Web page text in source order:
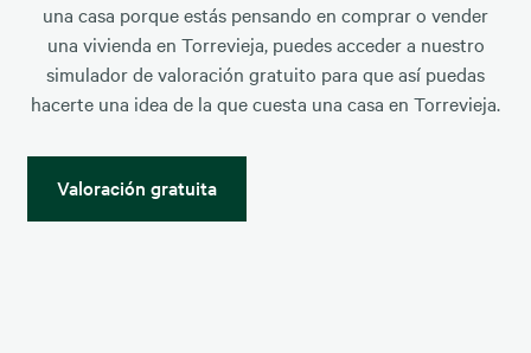
una casa porque estás pensando en comprar o vender
una vivienda en Torrevieja, puedes acceder a nuestro
simulador de valoración gratuito para que así puedas
hacerte una idea de la que cuesta una casa en Torrevieja.
Valoración gratuita